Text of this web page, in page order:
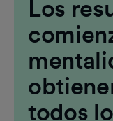
Los
todos